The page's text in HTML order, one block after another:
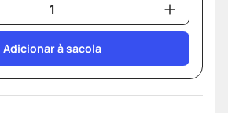
Adicionar à sacola